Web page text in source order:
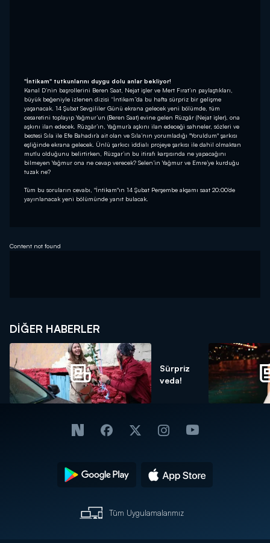
"İntikam" tutkunlarını duygu dolu anlar bekliyor!
Kanal D’nin başrollerini Beren Saat, Nejat işler ve Mert Fırat’ın paylaştıkları,
büyük beğeniyle izlenen dizisi “İntikam”da bu hafta sürpriz bir gelişme
yaşanacak. 14 Şubat Sevgililer Günü ekrana gelecek yeni bölümde, tüm
cesaretini toplayıp Yağmur’un (Beren Saat) evine gelen Rüzgâr (Nejat işler), ona
aşkını ilan edecek. Rüzgâr’ın, Yağmur’a aşkını ilan edeceği sahneler, sözleri ve
bestesi Sıla ile Efe Bahadır’a ait olan ve Sıla’nın yorumladığı "Yoruldum" şarkısı
eşliğinde ekrana gelecek. Ünlü şarkıcı iddialı projeye şarkısı ile dahil olmaktan
mutlu olduğunu belirtirken, Rüzgar’ın bu itirafı karşısında ne yapacağını
bilmeyen Yağmur ona ne cevap verecek? Selen’in Yağmur ve Emre’ye kurduğu
tuzak ne?
Tüm bu soruların cevabı, "İntikam"ın 14 Şubat Perşembe akşamı saat 20:00’de
yayınlanacak yeni bölümünde yanıt bulacak.
Content not found
DIĞER HABERLER
Sürpriz
veda!
Tüm Uygulamalarımız